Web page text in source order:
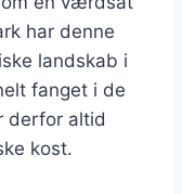
har denne
landskab i
fanget i de
derfor altid
kost.